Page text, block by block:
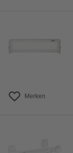
Merken